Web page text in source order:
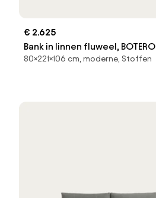
€ 2.625
Bank in linnen fluweel, BOTERO
80×221×106 cm, moderne, Stoffen